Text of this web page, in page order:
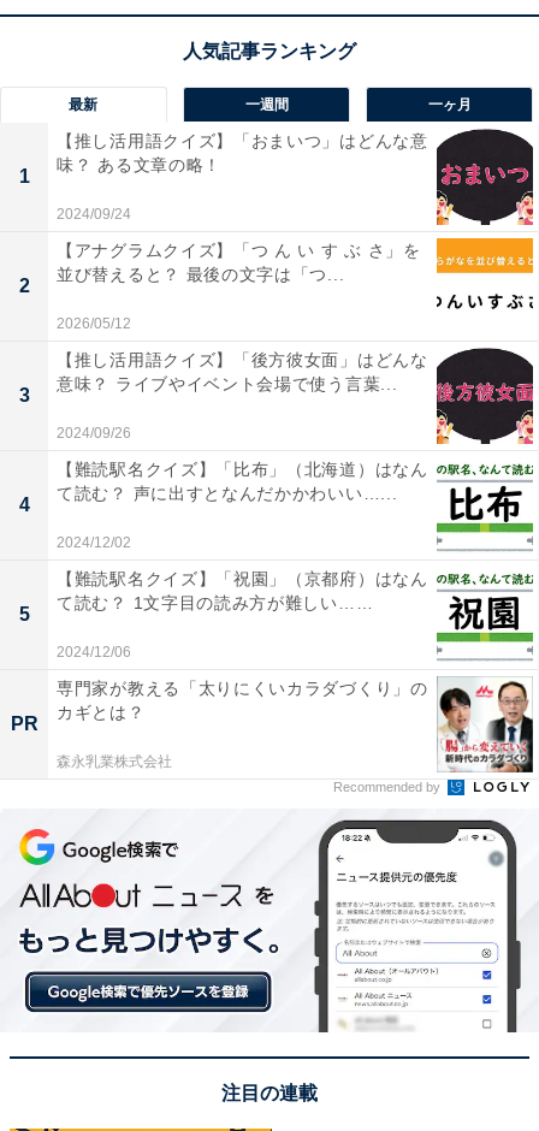
【ひらがなクイズ】空欄に共通して入るひらが
なは？ 意外と迷う言葉の問題
最新 一週間 一ヶ月
1
【推し活用語クイズ】「おまいつ」はどんな意
味？ ある文章の略！
2024/09/24
2
【アナグラムクイズ】「つ ん い す ぶ さ」を
並び替えると？ 最後の文字は「つ...
2026/05/12
3
【推し活用語クイズ】「後方彼女面」はどんな
意味？ ライブやイベント会場で使う言葉...
2024/09/26
4
【難読駅名クイズ】「比布」（北海道）はなん
て読む？ 声に出すとなんだかかわいい…...
2024/12/02
5
【難読駅名クイズ】「祝園」（京都府）はなん
て読む？ 1文字目の読み方が難しい……
2024/12/06
PR
専門家が教える「太りにくいカラダづくり」の
カギとは？
森永乳業株式会社
Recommended by
注目の連載